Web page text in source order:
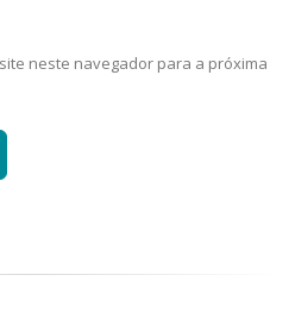
neste navegador para a próxima